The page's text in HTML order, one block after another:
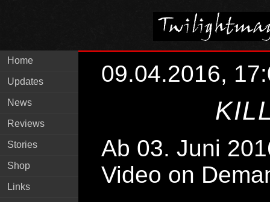
Home
Updates
News
Reviews
Stories
Shop
Links
09.04.2016,
Ab 03. Juni
Video on